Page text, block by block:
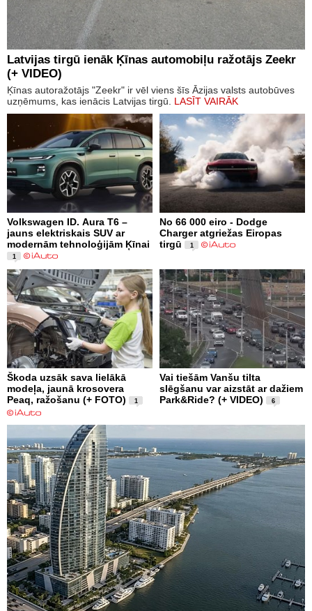
Latvijas tirgū ienāk Ķīnas automobiļu ražotājs Zeekr
(+ VIDEO)
Ķīnas autoražotājs "Zeekr" ir vēl viens šīs Āzijas valsts autobūves
uzņēmums, kas ienācis Latvijas tirgū. LASĪT VAIRĀK
Volkswagen ID. Aura T6 –
jauns elektriskais SUV ar
modernām tehnoloģijām Ķīnai
1
No 66 000 eiro - Dodge
Charger atgriežas Eiropas
tirgū
1
Škoda uzsāk sava lielākā
modeļa, jaunā krosovera
Peaq, ražošanu (+ FOTO)
1
Vai tiešām Vanšu tilta
slēgšanu var aizstāt ar dažiem
Park&Ride? (+ VIDEO)
6